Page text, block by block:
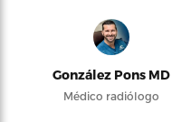
González Pons MD
Médico radiólogo